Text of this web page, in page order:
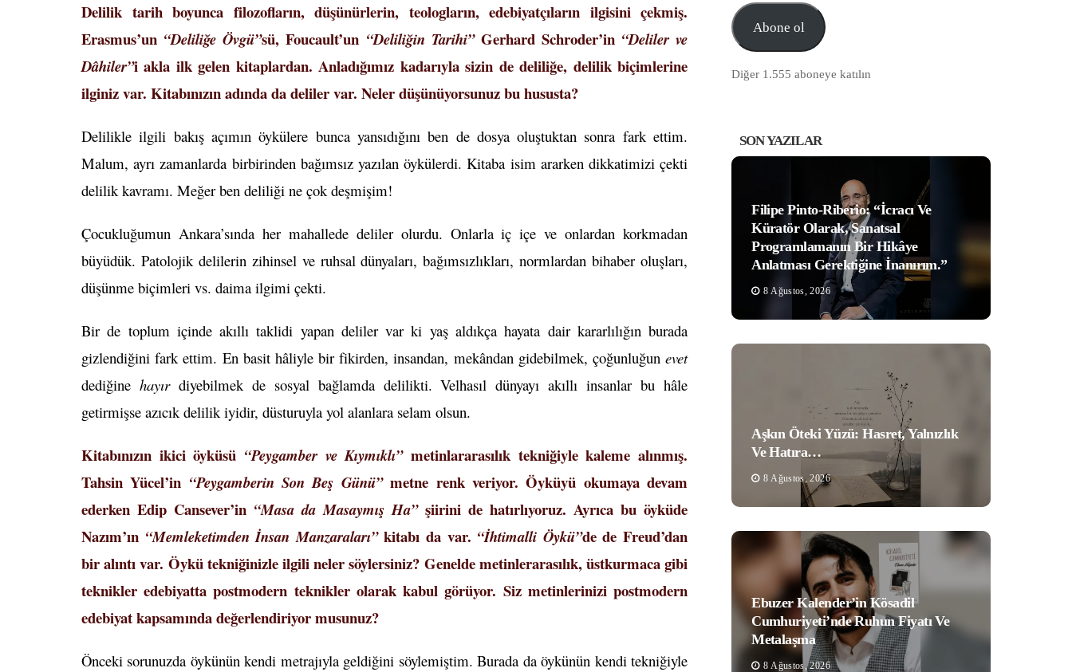
Delilik tarih boyunca filozofların, düşünürlerin, teologların, edebiyatçıların ilgisini çekmiş.
Erasmus’un “Deliliğe Övgü”sü, Foucault’un “Deliliğin Tarihi”Gerhard Schroder’in “Deliler ve
Dâhiler”i akla ilk gelen kitaplardan. Anladığımız kadarıyla sizin de deliliğe, delilik biçimlerine
ilginiz var. Kitabınızın adında da deliler var. Neler düşünüyorsunuz bu hususta?
Delilikle ilgili bakış açımın öykülere bunca yansıdığını ben de dosya oluştuktan sonra fark ettim.
Malum, ayrı zamanlarda birbirinden bağımsız yazılan öykülerdi. Kitaba isim ararken dikkatimizi çekti
delilik kavramı. Meğer ben deliliği ne çok deşmişim!
Çocukluğumun Ankara’sında her mahallede deliler olurdu. Onlarla iç içe ve onlardan korkmadan
büyüdük. Patolojik delilerin zihinsel ve ruhsal dünyaları, bağımsızlıkları, normlardan bihaber oluşları,
düşünme biçimleri vs. daima ilgimi çekti.
Bir de toplum içinde akıllı taklidi yapan deliler var ki yaş aldıkça hayata dair kararlılığın burada
gizlendiğini fark ettim. En basit hâliyle bir fikirden, insandan, mekândan gidebilmek, çoğunluğunevet
dediğine hayırdiyebilmek de sosyal bağlamda delilikti. Velhasıl dünyayı akıllı insanlar bu hâle
getirmişse azıcık delilik iyidir, düsturuyla yol alanlara selam olsun.
Kitabınızın ikici öyküsü “Peygamber ve Kıymıklı”metinlararasılık tekniğiyle kaleme alınmış.
Tahsin Yücel’in “Peygamberin Son Beş Günü”metne renk veriyor. Öyküyü okumaya devam
ederken Edip Cansever’in “Masa da Masaymış Ha”şiirini de hatırlıyoruz. Ayrıca bu öyküde
Nazım’ın “Memleketimden İnsan Manzaraları”kitabı da var. “İhtimalli Öykü”de de Freud’dan
bir alıntı var. Öykü tekniğinizle ilgili neler söylersiniz? Genelde metinlerarasılık, üstkurmaca gibi
teknikler edebiyatta postmodern teknikler olarak kabul görüyor. Siz metinlerinizi postmodern
edebiyat kapsamında değerlendiriyor musunuz?
Önceki sorunuzda öykünün kendi metrajıyla geldiğini söylemiştim. Burada da öykünün kendi tekniğiyle
Adresi
Abone ol
Diğer 1.555 aboneye katılın
SON YAZILAR
Filipe Pinto-Riberio: “İcracı Ve
Küratör Olarak, Sanatsal
Programlamanın Bir Hikâye
Anlatması Gerektiğine İnanırım.”
8 Ağustos, 2026
Aşkın Öteki Yüzü: Hasret, Yalnızlık
Ve Hatıra…
8 Ağustos, 2026
Ebuzer Kalender’in Kösadil
Cumhuriyeti’nde Ruhun Fiyatı Ve
Metalaşma
8 Ağustos, 2026